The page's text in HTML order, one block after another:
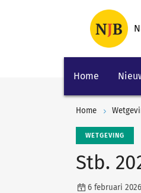
Home
Home
WETGEVING
Stb.
6 februari 2026